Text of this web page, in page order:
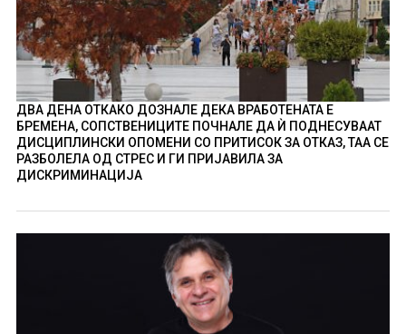
ДВА ДЕНА ОТКАКО ДОЗНАЛЕ ДЕКА ВРАБОТЕНАТА Е
БРЕМЕНА, СОПСТВЕНИЦИТЕ ПОЧНАЛЕ ДА Ѝ ПОДНЕСУВААТ
ДИСЦИПЛИНСКИ ОПОМЕНИ СО ПРИТИСОК ЗА ОТКАЗ, ТАА СЕ
РАЗБОЛЕЛА ОД СТРЕС И ГИ ПРИЈАВИЛА ЗА
ДИСКРИМИНАЦИЈА